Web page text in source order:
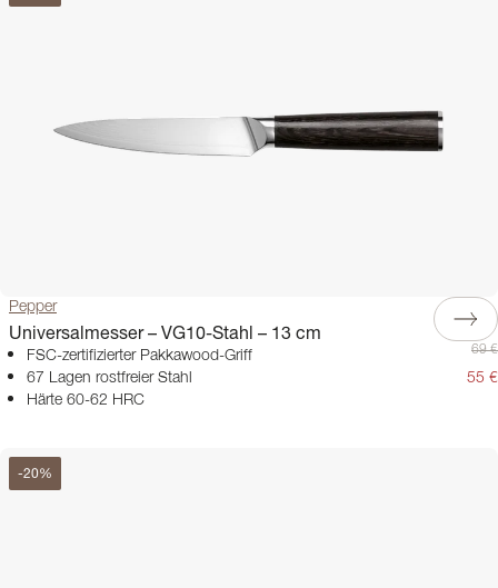
Pepper
Universalmesser – VG10-Stahl – 13 cm
FSC-zertifizierter Pakkawood-Griff
67 Lagen rostfreier Stahl
Härte 60-62 HRC
69 €
55 €
-20%